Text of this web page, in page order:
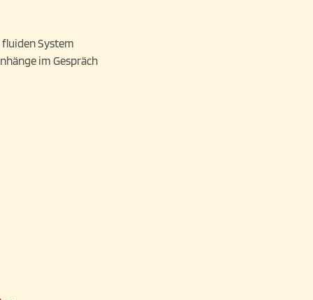
System
im Gespräch